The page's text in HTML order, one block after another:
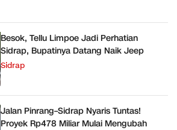
Besok, Tellu Limpoe Jadi Perhatian
Sidrap, Bupatinya Datang Naik Jeep
Sidrap
Jalan Pinrang–Sidrap Nyaris Tuntas!
Proyek Rp478 Miliar Mulai Mengubah